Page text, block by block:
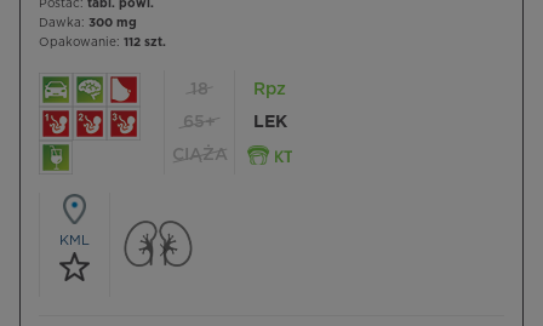
Postać: tabl. powl.
Dawka: 300 mg
Opakowanie: 112 szt.
18
65+
CIĄŻA
Rpz
LEK
KML